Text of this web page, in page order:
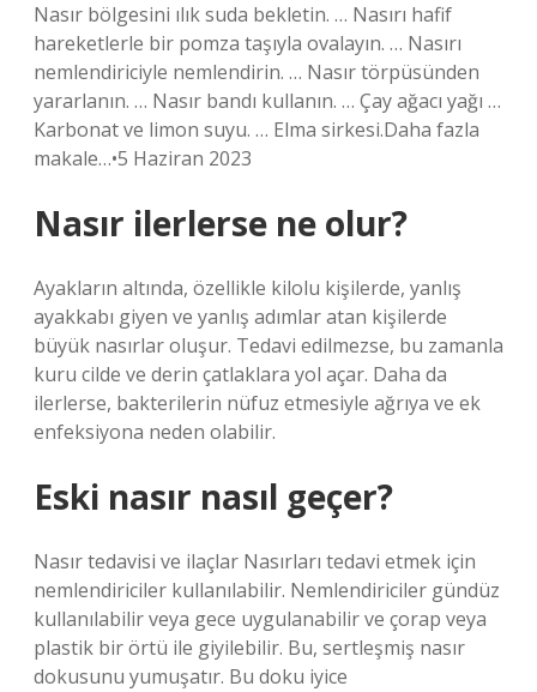
Nasır bölgesini ılık suda bekletin. … Nasırı hafif
hareketlerle bir pomza taşıyla ovalayın. … Nasırı
nemlendiriciyle nemlendirin. … Nasır törpüsünden
yararlanın. … Nasır bandı kullanın. … Çay ağacı yağı …
Karbonat ve limon suyu. … Elma sirkesi.Daha fazla
makale…•5 Haziran 2023
Nasır ilerlerse ne olur?
Ayakların altında, özellikle kilolu kişilerde, yanlış
ayakkabı giyen ve yanlış adımlar atan kişilerde
büyük nasırlar oluşur. Tedavi edilmezse, bu zamanla
kuru cilde ve derin çatlaklara yol açar. Daha da
ilerlerse, bakterilerin nüfuz etmesiyle ağrıya ve ek
enfeksiyona neden olabilir.
Eski nasır nasıl geçer?
Nasır tedavisi ve ilaçlar Nasırları tedavi etmek için
nemlendiriciler kullanılabilir. Nemlendiriciler gündüz
kullanılabilir veya gece uygulanabilir ve çorap veya
plastik bir örtü ile giyilebilir. Bu, sertleşmiş nasır
dokusunu yumuşatır. Bu doku iyice